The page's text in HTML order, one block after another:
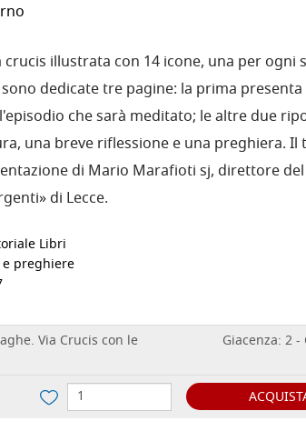
illustrata con 14 icone, una per ogni
dedicate tre pagine: la prima
che sarà meditato; le altre due
una breve riflessione e una preghiera. Il
di Mario Marafioti sj, direttore
di Lecce.
Libri
preghiere
Via Crucis con le
Giacenza: 2 -